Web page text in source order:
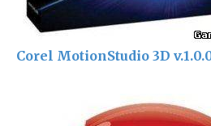
Corel MotionStudio 3D